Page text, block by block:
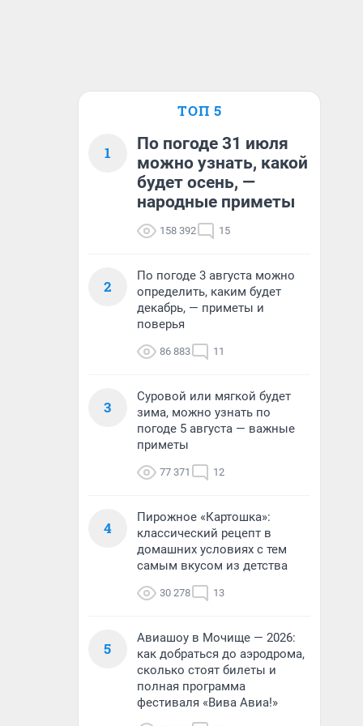
ТОП 5
1
По погоде 31 июля
можно узнать, какой
будет осень, —
народные приметы
158 392 15
2
По погоде 3 августа можно
определить, каким будет
декабрь, — приметы и
поверья
86 883 11
3
Суровой или мягкой будет
зима, можно узнать по
погоде 5 августа — важные
приметы
77 371 12
4
Пирожное «Картошка»:
классический рецепт в
домашних условиях с тем
самым вкусом из детства
30 278 13
5
Авиашоу в Мочище — 2026:
как добраться до аэродрома,
сколько стоят билеты и
полная программа
фестиваля «Вива Авиа!»